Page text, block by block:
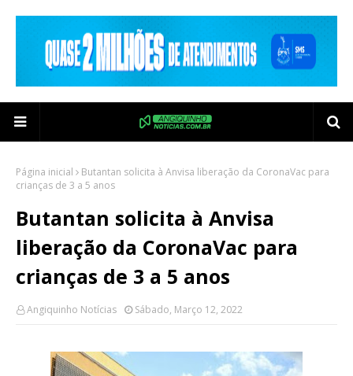
Página inicial
Butantan solicita à Anvisa liberação da CoronaVac para
crianças de 3 a 5 anos
Butantan solicita à Anvisa
liberação da CoronaVac para
crianças de 3 a 5 anos
Angiquinho Notícias Sábado, Março 12, 2022